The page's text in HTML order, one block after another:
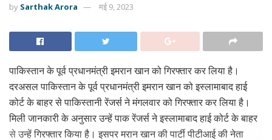
by Sarthak Arora मई 9, 2023
पाकिस्तान के पूर्व प्रधानमंत्री इमरान खान को गिरफ्तार कर लिया है।
दरअसल पाकिस्तान के पूर्व प्रधानमंत्री इमरान खान को इस्लामाबाद हाई
कोर्ट के बाहर से पाकिस्तानी रेंजर्स ने मंगलवार को गिरफ्तार कर लिया है।
मिली जानकारी के अनुसार उन्हें पाक रेंजर्स ने इस्लामाबाद हाई कोर्ट के बाहर
से उन्हें गिरफ्तार किया है। इसपर मरान खान की पार्टी पीटीआई की नेता